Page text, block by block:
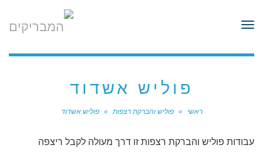
תפריט
פוליש אשדוד
ראשי » פוליש והברקת רצפות » פוליש אשדוד
עבודות פוליש והברקת רצפות זו דרך מעולה לקבל ריצפה